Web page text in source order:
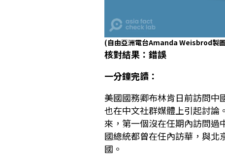
(自由亞洲電台Amanda Weisbrod製
核對結果：錯誤
一分鐘完讀：
美國國務卿布林肯日前訪問中
也在中文社群媒體上引起討論
來，第一個沒在任期內訪問過
國總統都曾在任內訪華，與北
國。